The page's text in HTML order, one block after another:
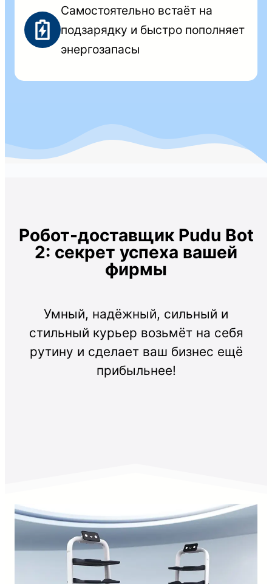
Самостоятельно встаёт на
подзарядку и быстро пополняет
энергозапасы
Робот-доставщик Pudu Bot
2: секрет успеха вашей
фирмы
Умный, надёжный, сильный и
стильный курьер возьмёт на себя
рутину и сделает ваш бизнес ещё
прибыльнее!